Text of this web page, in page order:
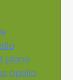
piano
apollo